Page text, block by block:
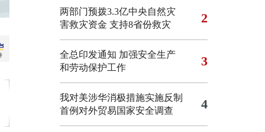
两部门预拨3.3亿中央自然灾
害救灾资金 支持8省份救灾
2
全总印发通知 加强安全生产
和劳动保护工作
3
我对美涉华消极措施实施反制
首例对外贸易国家安全调查
4